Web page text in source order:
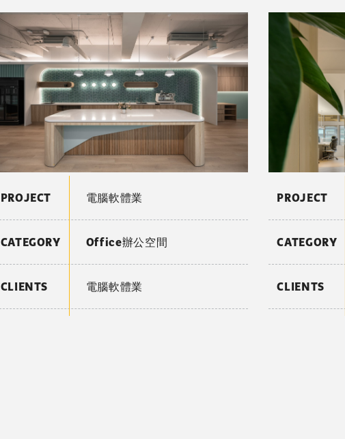
PROJECT 電腦軟體業
CATEGORY Office辦公空間
CLIENTS 電腦軟體業
PROJECT
CATEGORY
CLIENTS